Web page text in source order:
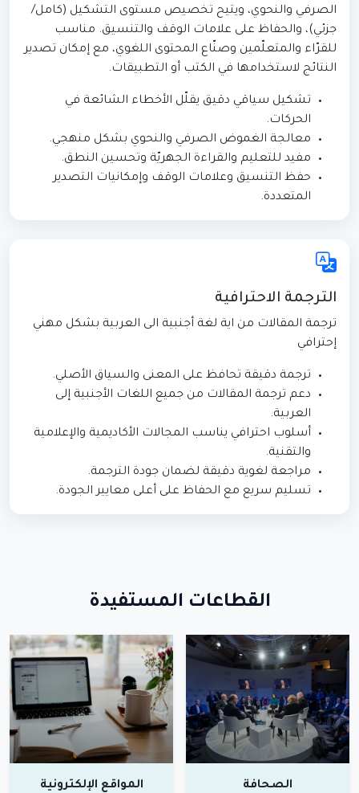
الصرفي والنحوي، ويتيح تخصيص مستوى التشكيل (كامل/
جزئي)، والحفاظ على علامات الوقف والتنسيق. مناسب
للقرّاء والمتعلّمين وصنّاع المحتوى اللغوي، مع إمكان تصدير
النتائج لاستخدامها في الكتب أو التطبيقات.
تشكيل سياقي دقيق يقلّل الأخطاء الشائعة في
الحركات.
معالجة الغموض الصرفي والنحوي بشكل منهجي.
مفيد للتعليم والقراءة الجهريّة وتحسين النطق.
حفظ التنسيق وعلامات الوقف وإمكانيات التصدير
المتعددة.
الترجمة الاحترافية
ترجمة المقالات من اية لغة أجنبية الى العربية بشكل مهني
إحترافي
ترجمة دقيقة تحافظ على المعنى والسياق الأصلي.
دعم ترجمة المقالات من جميع اللغات الأجنبية إلى
العربية.
أسلوب احترافي يناسب المجالات الأكاديمية والإعلامية
والتقنية.
مراجعة لغوية دقيقة لضمان جودة الترجمة.
تسليم سريع مع الحفاظ على أعلى معايير الجودة.
القطاعات المستفيدة
الصحافة المواقع الإلكترونية